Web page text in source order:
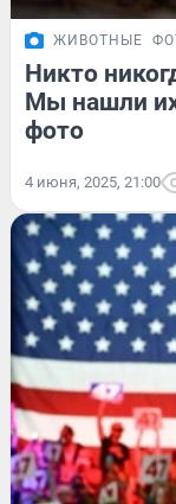
ЖИВОТНЫЕ
Никто
Мы нашли
фото
4 июня, 2025, 21:00